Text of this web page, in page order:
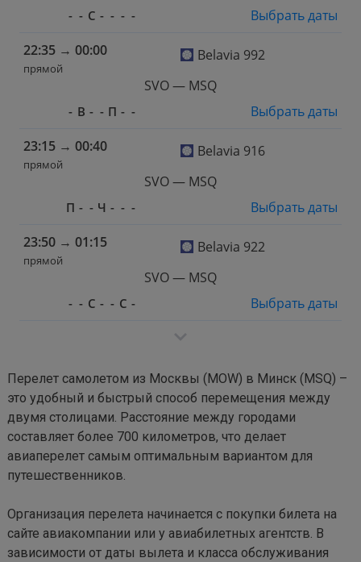
- - С - - - -
Выбрать даты
22:35 → 00:00
прямой
Belavia 992
SVO — MSQ
- В - - П - -
Выбрать даты
23:15 → 00:40
прямой
Belavia 916
SVO — MSQ
П - - Ч - - -
Выбрать даты
23:50 → 01:15
прямой
Belavia 922
SVO — MSQ
- - С - - С - Выбрать даты
Перелет самолетом из Москвы (MOW) в Минск (MSQ) –
это удобный и быстрый способ перемещения между
двумя столицами. Расстояние между городами
составляет более 700 километров, что делает
авиаперелет самым оптимальным вариантом для
путешественников.
Организация перелета начинается с покупки билета на
сайте авиакомпании или у авиабилетных агентств. В
зависимости от даты вылета и класса обслуживания